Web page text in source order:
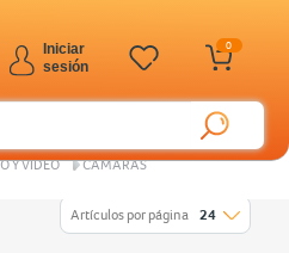
0
Iniciar
sesión
Y VIDEO
CÁMARAS
Artículos por página 24